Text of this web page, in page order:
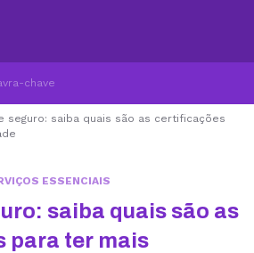
seguro: saiba quais são as certificações
ESSENCIAIS
saiba quais são as
para ter mais